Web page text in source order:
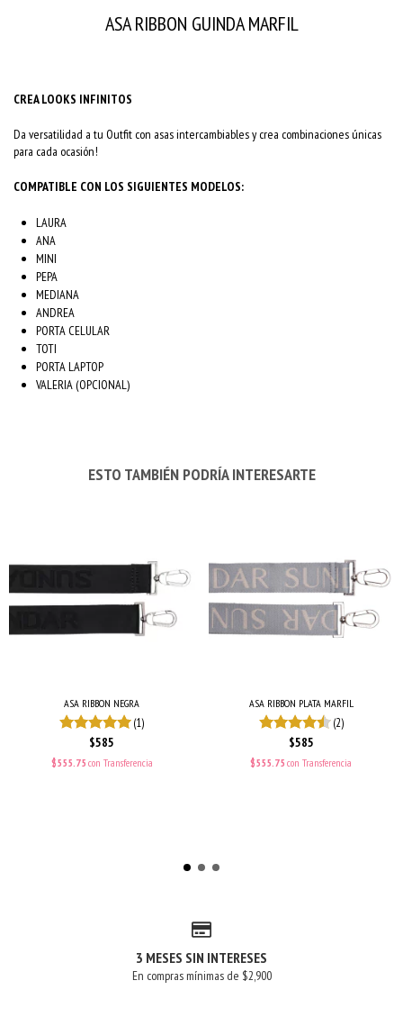
ASA RIBBON GUINDA MARFIL
CREA LOOKS INFINITOS
Da versatilidad a tu Outfit con asas intercambiables y crea combinaciones únicas
para cada ocasión!
COMPATIBLE CON LOS SIGUIENTES MODELOS:
LAURA
ANA
MINI
PEPA
MEDIANA
ANDREA
PORTA CELULAR
TOTI
PORTA LAPTOP
VALERIA (OPCIONAL)
ESTO TAMBIÉN PODRÍA INTERESARTE
ASA RIBBON NEGRA
(1)
$585
$555.75 con Transferencia
ASA RIBBON PLATA MARFIL
(2)
$585
$555.75con Transferencia
3 MESES SIN INTERESES
En compras mínimas de $2,900